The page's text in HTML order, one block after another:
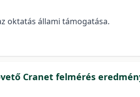
oktatás állami támogatása.
Cranet felmérés